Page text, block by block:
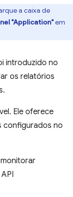
a caixa de
"Application"em
introduzido no
os relatórios
Ele oferece
configurados no